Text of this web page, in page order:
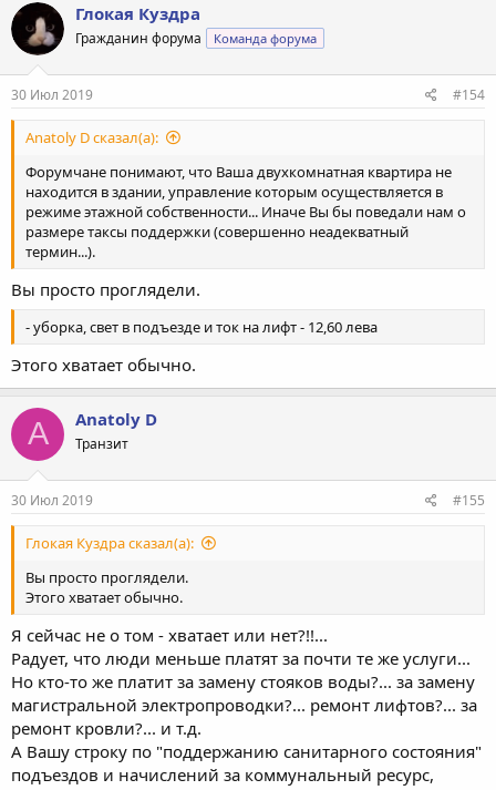
Глокая Куздра
Гражданин форума Команда форума
30 Июл 2019 #154
Anatoly D сказал(а):
Форумчане понимают, что Ваша двухкомнатная квартира не
находится в здании, управление которым осуществляется в
режиме этажной собственности... Иначе Вы бы поведали нам о
размере таксы поддержки (совершенно неадекватный
термин...).
Вы просто проглядели.
- уборка, свет в подъезде и ток на лифт - 12,60 лева
Этого хватает обычно.
A Anatoly D
Транзит
30 Июл 2019 #155
Глокая Куздра сказал(а):
Вы просто проглядели.
Этого хватает обычно.
Я сейчас не о том - хватает или нет?!!...
Радует, что люди меньше платят за почти те же услуги...
Но кто-то же платит за замену стояков воды?... за замену
магистральной электропроводки?... ремонт лифтов?... за
ремонт кровли?... и т.д.
А Вашу строку по "поддержанию санитарного состояния"
подъездов и начислений за коммунальный ресурс,